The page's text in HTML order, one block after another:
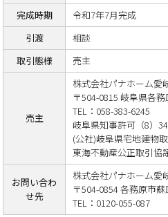
完成時期
令和7年7月完成
引渡
相談
取引態様
売主
売主
株式会社パナホーム愛
〒504-0815 岐阜県各
TEL：058-383-6245
岐阜県知事許可（8）
(公社)岐阜県宅地建物
東海不動産公正取引協
お問い合わ
せ先
株式会社パナホーム愛
〒504-0854 各務原市
TEL：0120-055-087